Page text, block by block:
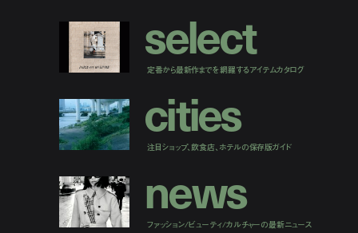
select
定番から最新作までを網羅するアイテムカタログ
cities
注目ショップ、飲食店、ホテルの保存版ガイド
news
ファッション/ビューティ/カルチャーの最新ニュース